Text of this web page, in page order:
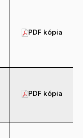
PDF kópia
PDF kópia